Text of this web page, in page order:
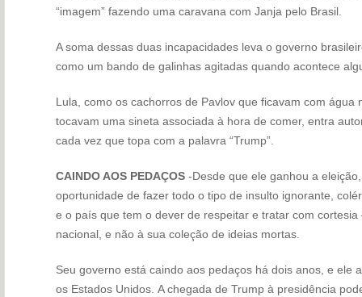
“imagem” fazendo uma caravana com Janja pelo Brasil.
A soma dessas duas incapacidades leva o governo
como um bando de galinhas agitadas quando acontece
Lula, como os cachorros de Pavlov que ficavam com água
tocavam uma sineta associada à hora de comer, entra
cada vez que topa com a palavra “Trump”.
CAINDO AOS PEDAÇOS-Desde que ele ganhou a
oportunidade de fazer todo o tipo de insulto ignorante,
e o país que tem o dever de respeitar e tratar com
nacional, e não à sua coleção de ideias mortas.
Seu governo está caindo aos pedaços há dois anos, e ele
os Estados Unidos. A chegada de Trump à presidência